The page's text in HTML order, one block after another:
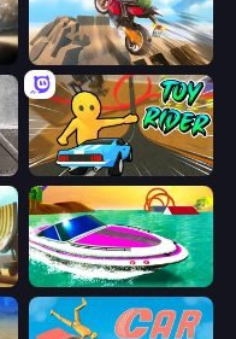
Cartoon Moto Stunt
Toy Rider
Jet Boat Racing